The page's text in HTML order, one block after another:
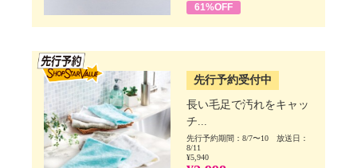
61%OFF
先行予約受付中
長い毛足で汚れをキャッ
チ...
先行予約期間：8/7〜10 放送日：
8/11
¥5,940